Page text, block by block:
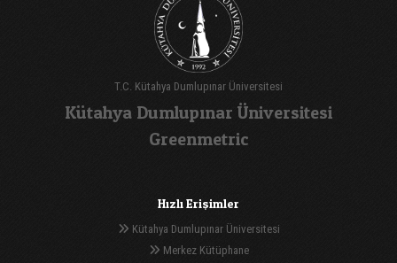
T.C. Kütahya Dumlupınar Üniversitesi
Kütahya Dumlupınar Üniversitesi
Greenmetric
Hızlı Erişimler
Kütahya Dumlupınar Üniversitesi
Merkez Kütüphane